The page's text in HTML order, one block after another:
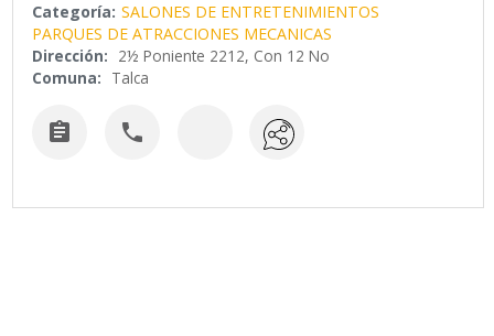
Categoría: SALONES DE ENTRETENIMIENTOS
PARQUES DE ATRACCIONES MECANICAS
Dirección: 2½ Poniente 2212, Con 12 No
Comuna: Talca
 